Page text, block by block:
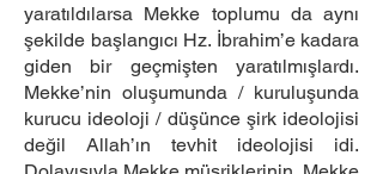
yaratıldılarsa Mekke toplumu da aynı
şekilde başlangıcı Hz. İbrahim’e kadara
giden bir geçmişten yaratılmışlardı.
Mekke’nin oluşumunda / kuruluşunda
kurucu ideoloji / düşünce şirk ideolojisi
değil Allah’ın tevhit ideolojisi idi.